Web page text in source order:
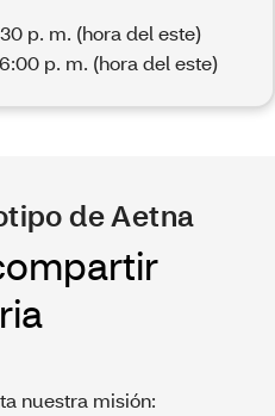
p. m. (hora del este)
p. m. (hora del este)
de Aetna
nuestra misión: